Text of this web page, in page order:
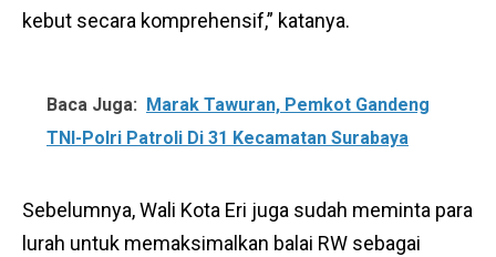
kebut secara komprehensif,” katanya.
Baca Juga: Marak Tawuran, Pemkot Gandeng
TNI-Polri Patroli Di 31 Kecamatan Surabaya
Sebelumnya, Wali Kota Eri juga sudah meminta para
lurah untuk memaksimalkan balai RW sebagai